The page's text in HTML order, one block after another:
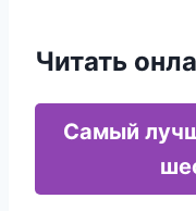
Читать
Самый